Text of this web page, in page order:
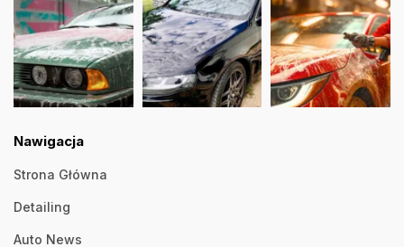
Nawigacja
Strona Główna
Detailing
Auto News